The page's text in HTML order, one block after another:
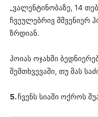
„ვალენტინობაზე, 14
ჩვეულებრივ მშვენიერ
ზრდიან.
ჰოიას ოჯახში
შემთხვევაში, თუ მას
5.ჩვენს სიაში ოქროს